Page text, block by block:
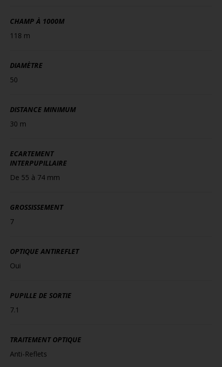
CHAMP À 1000M
118 m
DIAMÈTRE
50
DISTANCE MINIMUM
30 m
ECARTEMENT
INTERPUPILLAIRE
De 55 à 74 mm
GROSSISSEMENT
7
OPTIQUE ANTIREFLET
Oui
PUPILLE DE SORTIE
7.1
TRAITEMENT OPTIQUE
Anti-Reflets